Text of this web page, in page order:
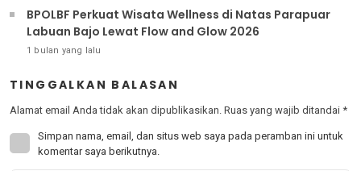
BPOLBF Perkuat Wisata Wellness di Natas Parapuar
Labuan Bajo Lewat Flow and Glow 2026
1 bulan yang lalu
TINGGALKAN BALASAN
Alamat email Anda tidak akan dipublikasikan. Ruas yang wajib ditandai *
Simpan nama, email, dan situs web saya pada peramban ini untuk
komentar saya berikutnya.